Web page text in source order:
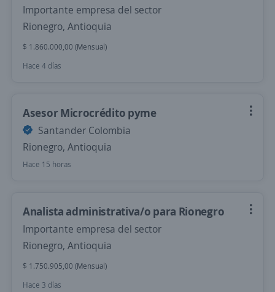
Importante empresa del sector
Rionegro, Antioquia
$ 1.860.000,00 (Mensual)
Hace 4 días
Asesor Microcrédito pyme
Santander Colombia
Rionegro, Antioquia
Hace 15 horas
Analista administrativa/o para Rionegro
Importante empresa del sector
Rionegro, Antioquia
$ 1.750.905,00 (Mensual)
Hace 3 días